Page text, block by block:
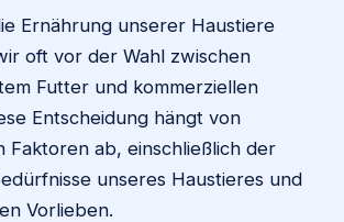
Ernährung unserer Haustiere
oft vor der Wahl zwischen
Futter und kommerziellen
Entscheidung hängt von
Faktoren ab, einschließlich der
unseres Haustieres und
Vorlieben.